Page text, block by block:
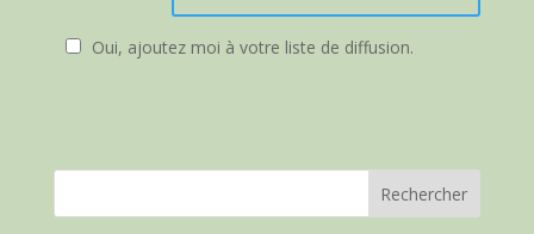
Oui, ajoutez moi à votre liste de diffusion.